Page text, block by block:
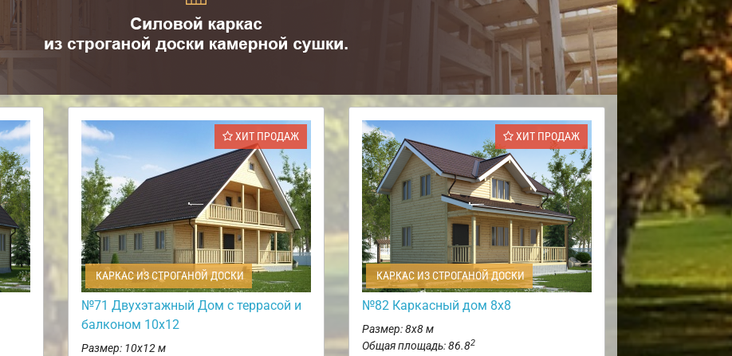
ХИТ ПРОДАЖ
КАРКАС ИЗ СТРОГАНОЙ ДОСКИ
№71 Двухэтажный Дом с террасой и
балконом 10х12
Размер: 10х12 м
ХИТ ПРОДАЖ
КАРКАС ИЗ СТРОГАНОЙ ДОСКИ
№82 Каркасный дом 8х8
Размер: 8х8 м
Общая площадь: 86.82